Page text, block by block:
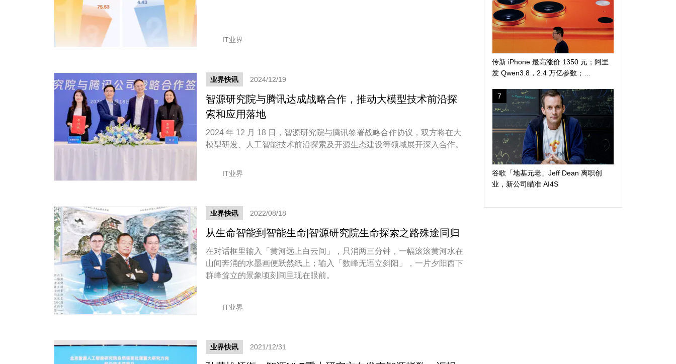
IT业界
业界快讯 2024/12/19
智源研究院与腾讯达成战略合作，推动大模型技术前沿探
索和应用落地
2024 年 12 月 18 日，智源研究院与腾讯签署战略合作协议，双方将在大
模型研发、人工智能技术前沿探索及开源生态建设等领域展开深入合作。
IT业界
业界快讯 2022/08/18
从生命智能到智能生命|智源研究院生命探索之路殊途同归
在对话框里输入「黄河远上白云间」，只消两三分钟，一幅滚滚黄河水在
山间奔涌的水墨画便跃然纸上；输入「数峰无语立斜阳」，一片夕阳西下
群峰耸立的景象顷刻间呈现在眼前。
IT业界
业界快讯 2021/12/31
传新 iPhone 最高涨价 1350 元；阿里
发 Qwen3.8，2.4 万亿参数；
7
谷歌「地基元老」Jeff Dean 离职创
业，新公司瞄准 AI4S